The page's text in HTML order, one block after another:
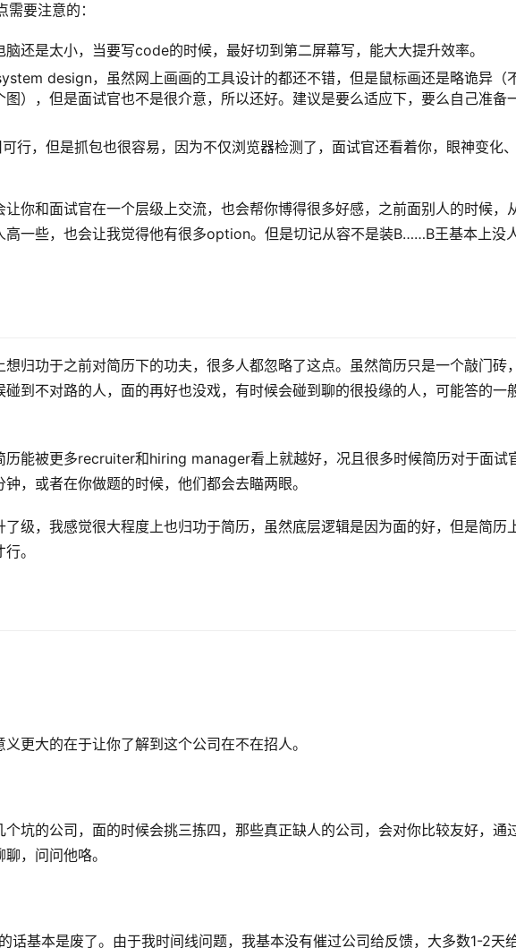
要注意的：
还是太小，当要写code的时候，最好切到第二屏幕写，能大大提升效率。
design，虽然网上画画的工具设计的都还不错，但是鼠标画还是略诡异（
），但是面试官也不是很介意，所以还好。建议是要么适应下，要么自己准备
可行，但是抓包也很容易，因为不仅浏览器检测了，面试官还看着你，眼神变化
让你和面试官在一个层级上交流，也会帮你博得很多好感，之前面别人的时候，
高一些，也会让我觉得他有很多option。但是切记从容不是装B……B王基本上没
归功于之前对简历下的功夫，很多人都忽略了这点。虽然简历只是一个敲门砖
到不对路的人，面的再好也没戏，有时候会碰到聊的很投缘的人，可能答的一
历能被更多recruiter和hiring manager看上就越好，况且很多时候简历对于面试
，或者在你做题的时候，他们都会去瞄两眼。
级，我感觉很大程度上也归功于简历，虽然底层逻辑是因为面的好，但是简历
。
更大的在于让你了解到这个公司在不在招人。
坑的公司，面的时候会挑三拣四，那些真正缺人的公司，会对你比较友好，通
，问问他咯。
话基本是废了。由于我时间线问题，我基本没有催过公司给反馈，大多数1-2天